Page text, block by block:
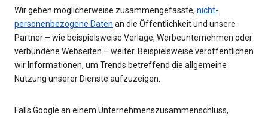
Wir geben möglicherweise zusammengefasste, nicht-
personenbezogene Daten an die Öffentlichkeit und unsere
Partner – wie beispielsweise Verlage, Werbeunternehmen oder
verbundene Webseiten – weiter. Beispielsweise veröffentlichen
wir Informationen, um Trends betreffend die allgemeine
Nutzung unserer Dienste aufzuzeigen.
Falls Google an einem Unternehmenszusammenschluss,